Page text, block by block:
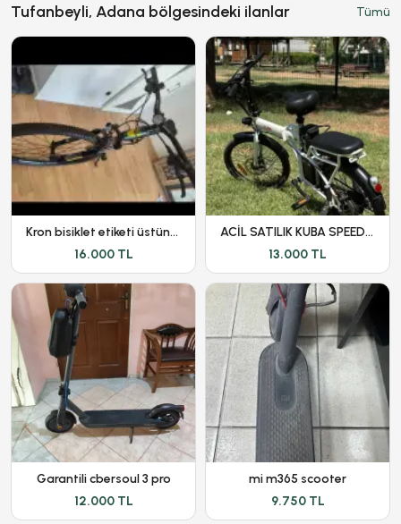
Tufanbeyli, Adana bölgesindeki ilanlar Tümü
Kron bisiklet etiketi üstünde hatasız ayarında
16.000 TL
ACİL SATILIK KUBA SPEEDLİGHT
13.000 TL
Garantili cbersoul 3 pro
12.000 TL
mi m365 scooter
9.750 TL